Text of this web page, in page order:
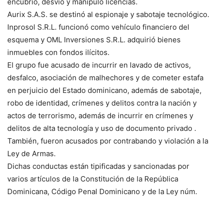
Aurix S.A.S. se destinó al espionaje y sabotaje tecnológico.
Inprosol S.R.L. funcionó como vehículo financiero del
esquema y OML Inversiones S.R.L. adquirió bienes
inmuebles con fondos ilícitos.
El grupo fue acusado de incurrir en lavado de activos,
desfalco, asociación de malhechores y de cometer estafa
en perjuicio del Estado dominicano, además de sabotaje,
robo de identidad, crímenes y delitos contra la nación y
actos de terrorismo, además de incurrir en crímenes y
delitos de alta tecnología y uso de documento privado .
También, fueron acusados por contrabando y violación a la
Ley de Armas.
Dichas conductas están tipificadas y sancionadas por
varios artículos de la Constitución de la República
Dominicana, Código Penal Dominicano y de la Ley núm.